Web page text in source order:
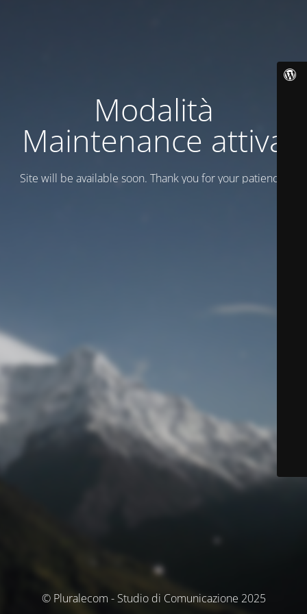
Modalità
Maintenance attiva
Site will be available soon. Thank you for your patience!
© Pluralecom - Studio di Comunicazione 2025